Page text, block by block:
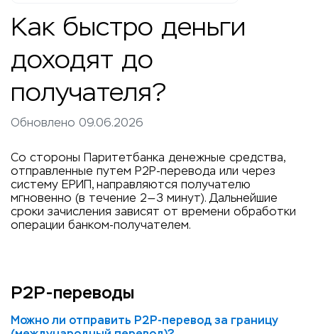
Как быстро деньги
доходят до
получателя?
Обновлено 09.06.2026
Со стороны Паритетбанка денежные средства,
отправленные путем P2P-перевода или через
систему ЕРИП, направляются получателю
мгновенно (в течение 2—3 минут). Дальнейшие
сроки зачисления зависят от времени обработки
операции банком-получателем.
P2P-переводы
Можно ли отправить P2P-перевод за границу